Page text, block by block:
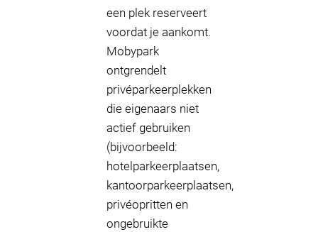
een plek reserveert
voordat je aankomt.
Mobypark
ontgrendelt
privéparkeerplekken
die eigenaars niet
actief gebruiken
(bijvoorbeeld:
hotelparkeerplaatsen,
kantoorparkeerplaatsen,
privéopritten en
ongebruikte